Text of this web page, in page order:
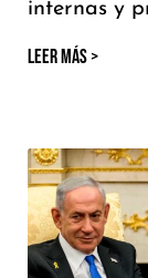
internas y
LEER MÁS >